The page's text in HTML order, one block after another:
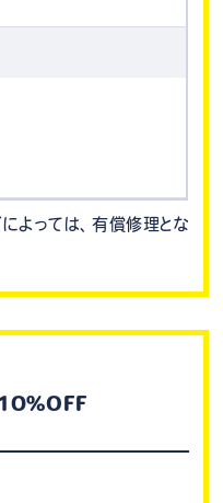
よっては、有償修理とな